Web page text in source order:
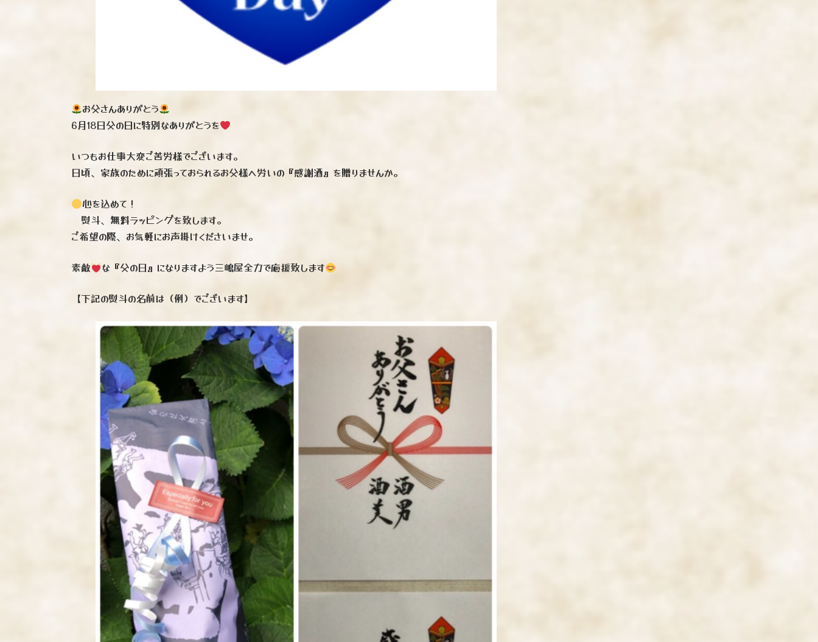
お父さんありがとう
6月18日父の日に特別なありがとうを
いつもお仕事大変ご苦労様でございます。
日頃、家族のために頑張っておられるお父様へ労いの『感謝酒』を贈りませんか。
心を込めて！
熨斗、無料ラッピングを致します。
ご希望の際、お気軽にお声掛けくださいませ。
素敵 な『父の日』になりますよう三嶋屋全力で応援致します
【下記の熨斗の名前は（例）でございます】